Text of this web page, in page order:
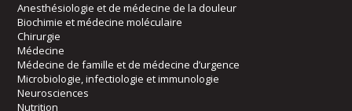
Anesthésiologie et de médecine de la douleur
Biochimie et médecine moléculaire
Chirurgie
Médecine
Médecine de famille et de médecine d’urgence
Microbiologie, infectiologie et immunologie
Neurosciences
Nutrition